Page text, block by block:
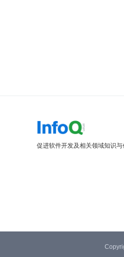
促进软件开发及相关领域知识